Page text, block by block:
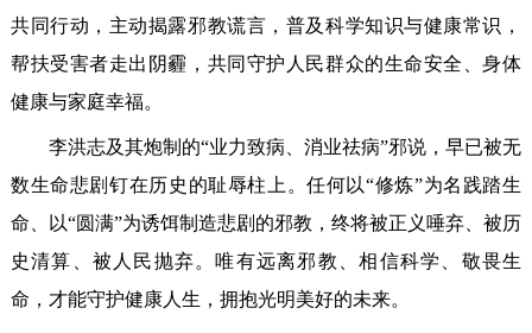
共同行动，主动揭露邪教谎言，普及科学知识与健康常识，
帮扶受害者走出阴霾，共同守护人民群众的生命安全、身体
健康与家庭幸福。
李洪志及其炮制的“业力致病、消业祛病”邪说，早已被无
数生命悲剧钉在历史的耻辱柱上。任何以“修炼”为名践踏生
命、以“圆满”为诱饵制造悲剧的邪教，终将被正义唾弃、被历
史清算、被人民抛弃。唯有远离邪教、相信科学、敬畏生
命，才能守护健康人生，拥抱光明美好的未来。